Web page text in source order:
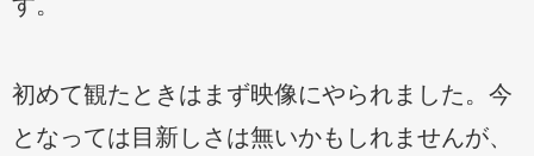
初めて観たときはまず映像にやられました。今
となっては目新しさは無いかもしれませんが、